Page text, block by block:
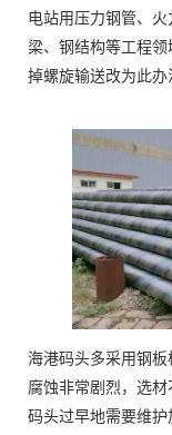
电站用压力钢管、
梁、钢结构等工程
掉螺旋输送改为此办
海港码头多采用钢
腐蚀非常剧烈，选
码头过早地需要维